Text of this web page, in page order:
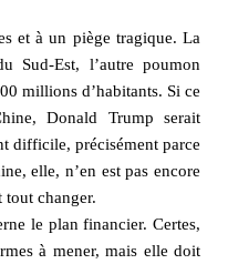
et à un piège tragique. La
Sud-Est, l’autre poumon
millions d’habitants. Si ce
Donald Trump serait
difficile, précisément parce
elle, n’en est pas encore
tout changer.
le plan financier. Certes,
à mener, mais elle doit